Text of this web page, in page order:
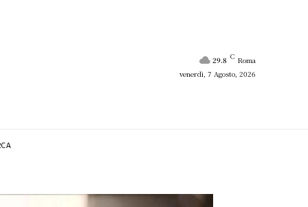
29.8 C Roma
venerdì, 7 Agosto, 2026